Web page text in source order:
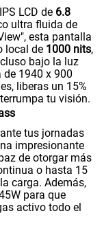
LCD de 6.8
ultra fluida de
esta pantalla
local de 1000 nits,
bajo la luz
1940 x 900
liberas un 15%
tu visión.
tus jornadas
impresionante
de otorgar más
o hasta 15
carga. Además,
para que
activo todo el